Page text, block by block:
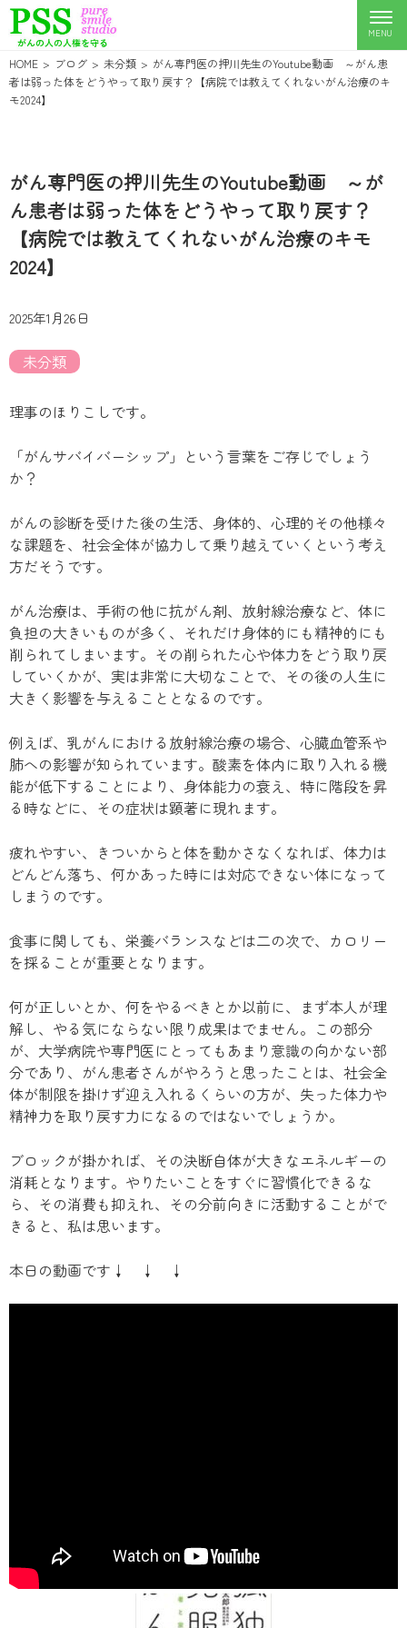
HOME ブログ 未分類
がん専門医の押川先生のYoutube動画 ～がん患
者は弱った体をどうやって取り戻す？【病院では教えてくれないがん治療のキ
モ2024】
がん専門医の押川先生のYoutube動画 ～が
ん患者は弱った体をどうやって取り戻す？
【病院では教えてくれないがん治療のキモ
2024】
2025年1月26日
未分類
理事のほりこしです。
「がんサバイバーシップ」という言葉をご存じでしょう
か？
がんの診断を受けた後の生活、身体的、心理的その他様々
な課題を、社会全体が協力して乗り越えていくという考え
方だそうです。
がん治療は、手術の他に抗がん剤、放射線治療など、体に
負担の大きいものが多く、それだけ身体的にも精神的にも
削られてしまいます。その削られた心や体力をどう取り戻
していくかが、実は非常に大切なことで、その後の人生に
大きく影響を与えることとなるのです。
例えば、乳がんにおける放射線治療の場合、心臓血管系や
肺への影響が知られています。酸素を体内に取り入れる機
能が低下することにより、身体能力の衰え、特に階段を昇
る時などに、その症状は顕著に現れます。
疲れやすい、きついからと体を動かさなくなれば、体力は
どんどん落ち、何かあった時には対応できない体になって
しまうのです。
食事に関しても、栄養バランスなどは二の次で、カロリー
を採ることが重要となります。
何が正しいとか、何をやるべきとか以前に、まず本人が理
解し、やる気にならない限り成果はでません。この部分
が、大学病院や専門医にとってもあまり意識の向かない部
分であり、がん患者さんがやろうと思ったことは、社会全
体が制限を掛けず迎え入れるくらいの方が、失った体力や
精神力を取り戻す力になるのではないでしょうか。
ブロックが掛かれば、その決断自体が大きなエネルギーの
消耗となります。やりたいことをすぐに習慣化できるな
ら、その消費も抑えれ、その分前向きに活動することがで
きると、私は思います。
本日の動画です↓ ↓ ↓